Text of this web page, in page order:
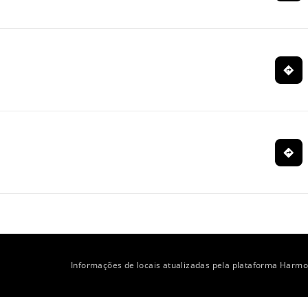
Informações de locais atualizadas pela plataforma Harmo